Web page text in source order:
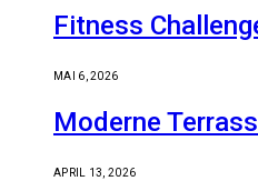
Fitness
MAI 6, 2026
Moderne
APRIL 13, 2026